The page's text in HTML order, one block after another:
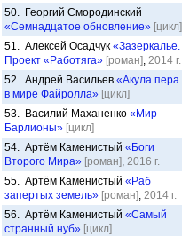
50. Георгий Смородинский
«Семнадцатое обновление» [цикл]
51. Алексей Осадчук «Зазеркалье.
Проект «Работяга» [роман], 2014 г.
52. Андрей Васильев «Акула пера
в мире Файролла» [цикл]
53. Василий Маханенко «Мир
Барлионы» [цикл]
54. Артём Каменистый «Боги
Второго Мира» [роман], 2016 г.
55. Артём Каменистый «Раб
запертых земель» [роман], 2014 г.
56. Артём Каменистый «Самый
странный нуб» [цикл]